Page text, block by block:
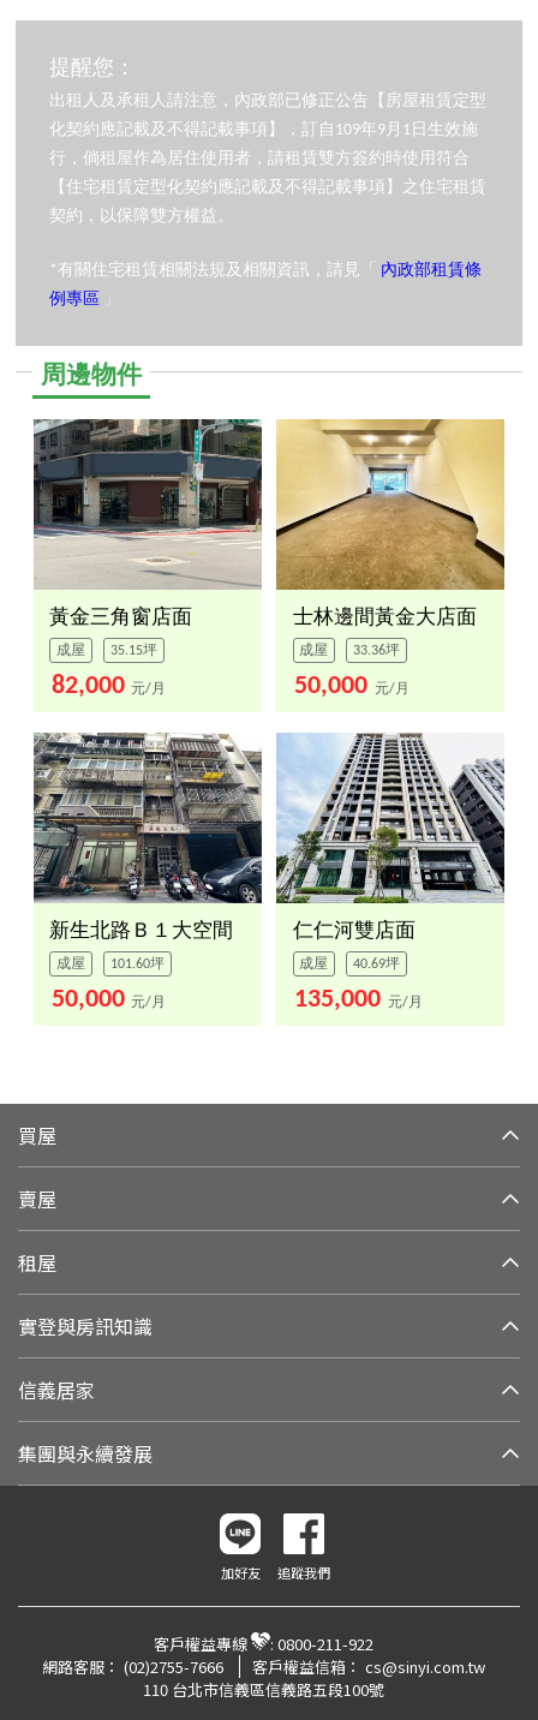
提醒您：
出租人及承租人請注意，內政部已修正公告【房屋租賃定型
化契約應記載及不得記載事項】，訂自109年9月1日生效施
行，倘租屋作為居住使用者，請租賃雙方簽約時使用符合
【住宅租賃定型化契約應記載及不得記載事項】之住宅租賃
契約，以保障雙方權益。
*有關住宅租賃相關法規及相關資訊，請見「 內政部租賃條
例專區 」
周邊物件
黃金三角窗店面
成屋 35.15坪
82,000 元/月
士林邊間黃金大店面
成屋 33.36坪
50,000 元/月
新生北路Ｂ１大空間
成屋 101.60坪
50,000 元/月
仁仁河雙店面
成屋 40.69坪
135,000 元/月
買屋
賣屋
租屋
實登與房訊知識
信義居家
集團與永續發展
加好友 追蹤我們
客戶權益專線 : 0800-211-922
網路客服： (02)2755-7666 客戶權益信箱： cs@sinyi.com.tw
110 台北市信義區信義路五段100號